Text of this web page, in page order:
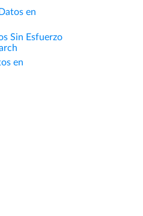
en
Sin Esfuerzo
en